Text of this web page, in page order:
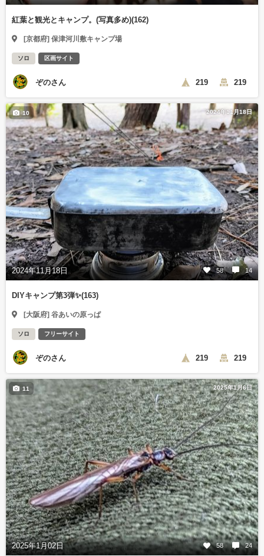
紅葉と観光とキャンプ。(写真多め)(162)
[京都府] 保津河川敷キャンプ場
ソロ 区画サイト
ぞのさん 219 219
2024年11月18日
2024年11月18日 58 14
10
DIYキャンプ第3弾✨(163)
[大阪府] 谷あいの原っぱ
ソロ フリーサイト
ぞのさん 219 219
2025年1月6日
2025年1月02日 58 24
11